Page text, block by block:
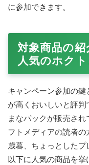
に参加できます。
対象商品の
人気のホク
キャンペーン参加の
が高くおいしいと評
まなパックが販売さ
フトメディアの読者
歳暮、ちょっとしたプ
以下に人気の商品を挙